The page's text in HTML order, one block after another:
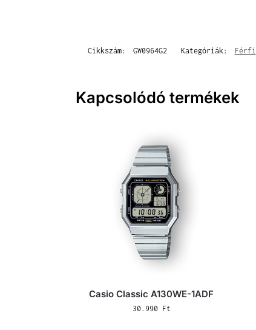
Cikkszám: GW0964G2 Kategóriák: Férfi
Kapcsolódó termékek
Casio Classic A130WE-1ADF
30.990 Ft